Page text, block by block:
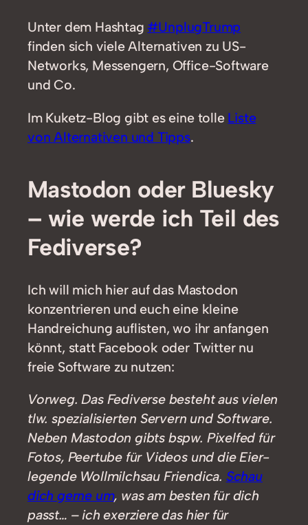
Unter dem Hashtag#UnplugTrump
finden sich viele Alternativen zu US-
Networks, Messengern, Office-Software
und Co.
Im Kuketz-Blog gibt es eine tolle Liste
von Alternativen und Tipps.
Mastodon oder Bluesky
– wie werde ich Teil des
Fediverse?
Ich will mich hier auf das Mastodon
konzentrieren und euch eine kleine
Handreichung auflisten, wo ihr anfangen
könnt, statt Facebook oder Twitter nu
freie Software zu nutzen:
Vorweg. Das Fediverse besteht aus vielen
tlw. spezialisierten Servern und Software.
Neben Mastodon gibts bspw. Pixelfed für
Fotos, Peertube für Videos und die Eier-
legende Wollmilchsau Friendica. Schau
dich gerne um, was am besten für dich
passt… – ich exerziere das hier für